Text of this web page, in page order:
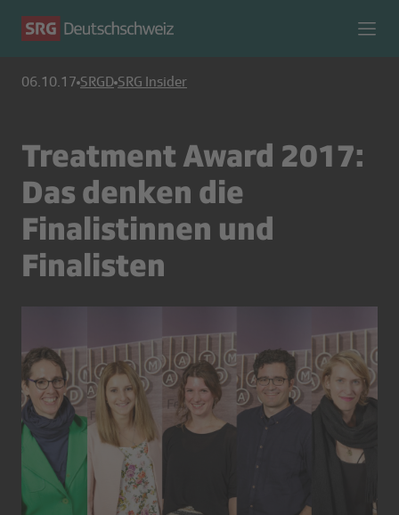
06.10.17 SRGD SRG Insider
Treatment Award 2017:
Das denken die
Finalistinnen und
Finalisten